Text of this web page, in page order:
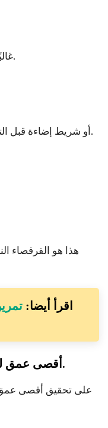
غالبًا ما يكون الاستقرار هو العامل المقيد.
ابدأ بأنبوب PVC أو شريط إضاءة قبل التقدم إلى أوزان أثقل.
هذا هو القرفصاء
اقرأ أيضا:
3. ATG Squat - أقصى عمق لتنشيط الألوية.